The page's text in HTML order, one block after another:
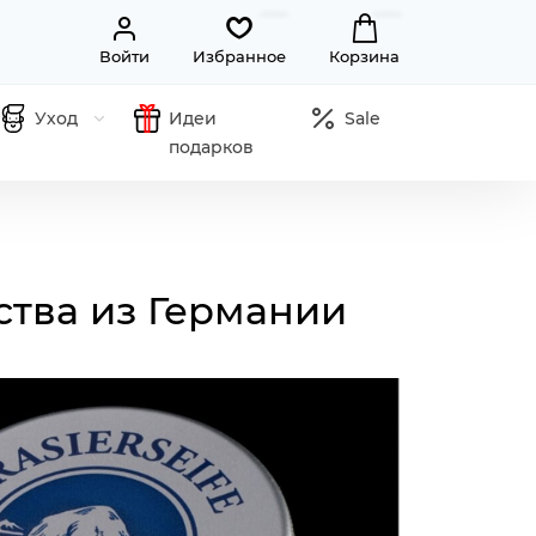
Войти Избранное Корзина
Уход
Идеи
подарков
Sale
из Германии